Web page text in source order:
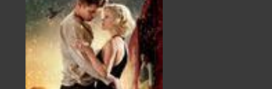
Biļetes
Kultūra